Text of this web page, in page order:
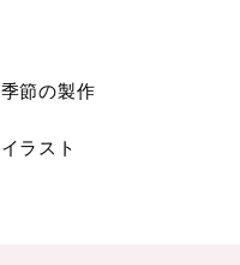
季節の製作
イラスト